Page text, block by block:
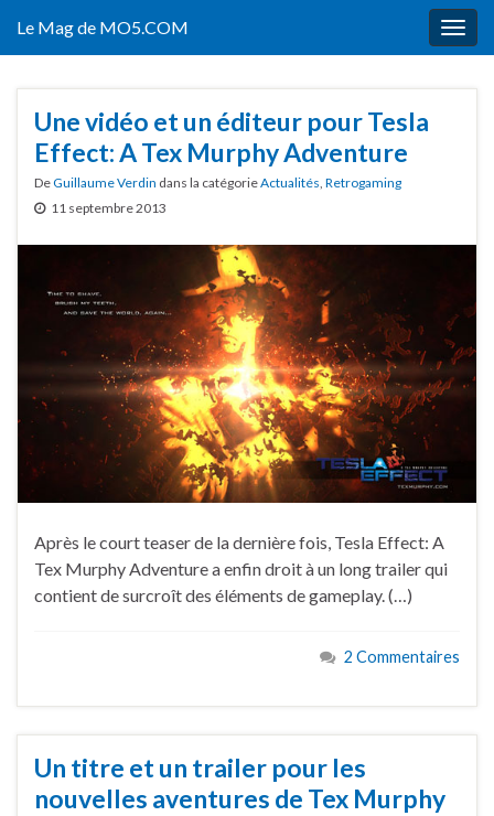
Le Mag de MO5.COM
Une vidéo et un éditeur pour Tesla
Effect: A Tex Murphy Adventure
DeGuillaume Verdin dans la catégorieActualités, Retrogaming
11 septembre 2013
Après le court teaser de la dernière fois, Tesla Effect: A
Tex Murphy Adventure a enfin droit à un long trailer qui
contient de surcroît des éléments de gameplay. (…)
2 Commentaires
Un titre et un trailer pour les
nouvelles aventures de Tex Murphy